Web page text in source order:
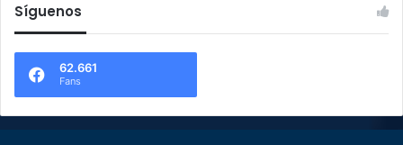
Síguenos
62.661
Fans